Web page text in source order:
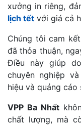
xưởng in riêng,
lịch tết với giá cả
Chúng tôi cam
đã thỏa thuận,
Điều này giúp
chuyên nghiệp
hiệu và quảng cáo
VPP Ba Nhất
chất lượng, mà